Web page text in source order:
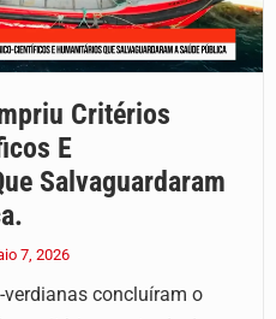
LPA e Você, apresentado
especial do Grupo de
Critérios
E
Salvaguardaram
7, 2026
concluíram o